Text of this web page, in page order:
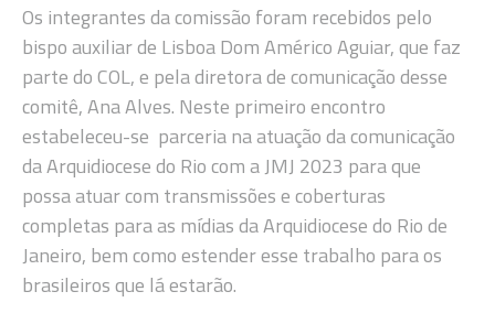
Os integrantes da comissão foram recebidos pelo
bispo auxiliar de Lisboa Dom Américo Aguiar, que faz
parte do COL, e pela diretora de comunicação desse
comitê, Ana Alves. Neste primeiro encontro
estabeleceu-se parceria na atuação da comunicação
da Arquidiocese do Rio com a JMJ 2023 para que
possa atuar com transmissões e coberturas
completas para as mídias da Arquidiocese do Rio de
Janeiro, bem como estender esse trabalho para os
brasileiros que lá estarão.